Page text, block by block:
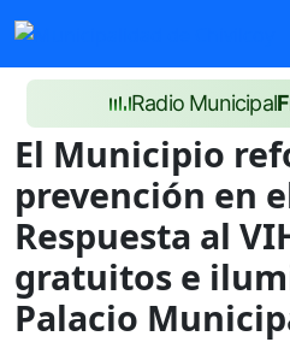
Radio Municipal
El Municipio
prevención en
Respuesta al
gratuitos e
Palacio